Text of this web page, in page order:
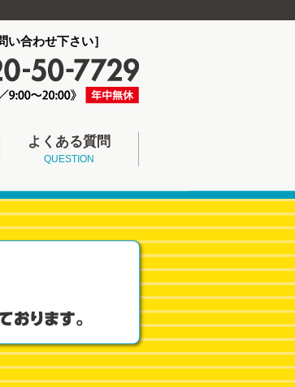
い合わせ下さい］
よくある質問
QUESTION